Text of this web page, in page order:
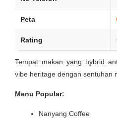
Peta
Rating
Tempat makan yang hybrid
vibe heritage dengan sentuhan
Menu Popular:
Nanyang Coffee